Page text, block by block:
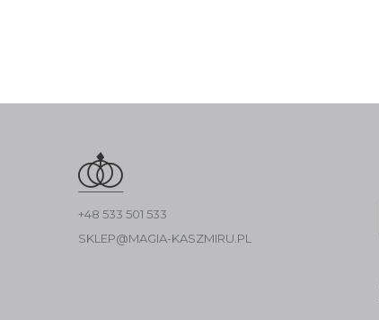
+48 533 501 533
SKLEP@MAGIA-KASZMIRU.PL